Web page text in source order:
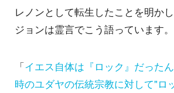
レノンとして転生したことを明か
ジョンは霊言でこう語っています。
「イエス自体は『ロック』だったん
時のユダヤの伝統宗教に対して"ロ